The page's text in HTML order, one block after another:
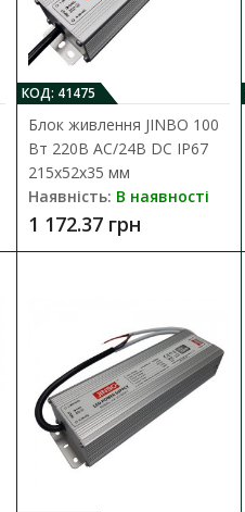
для..
КОД: 41475
Блок живлення JINBO 100
Вт 220В AC/24В DC IP67
215х52х35 мм
Наявність: В наявності
1 172.37 грн